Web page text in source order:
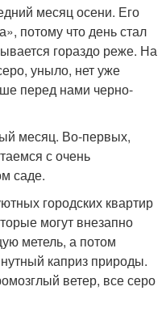
месяц осени. Его
потому что день стал
гораздо реже. На
уныло, нет уже
перед нами черно-
месяц. Во-первых,
с очень
саде.
городских квартир
могут внезапно
метель, а потом
каприз природы.
ветер, все серо